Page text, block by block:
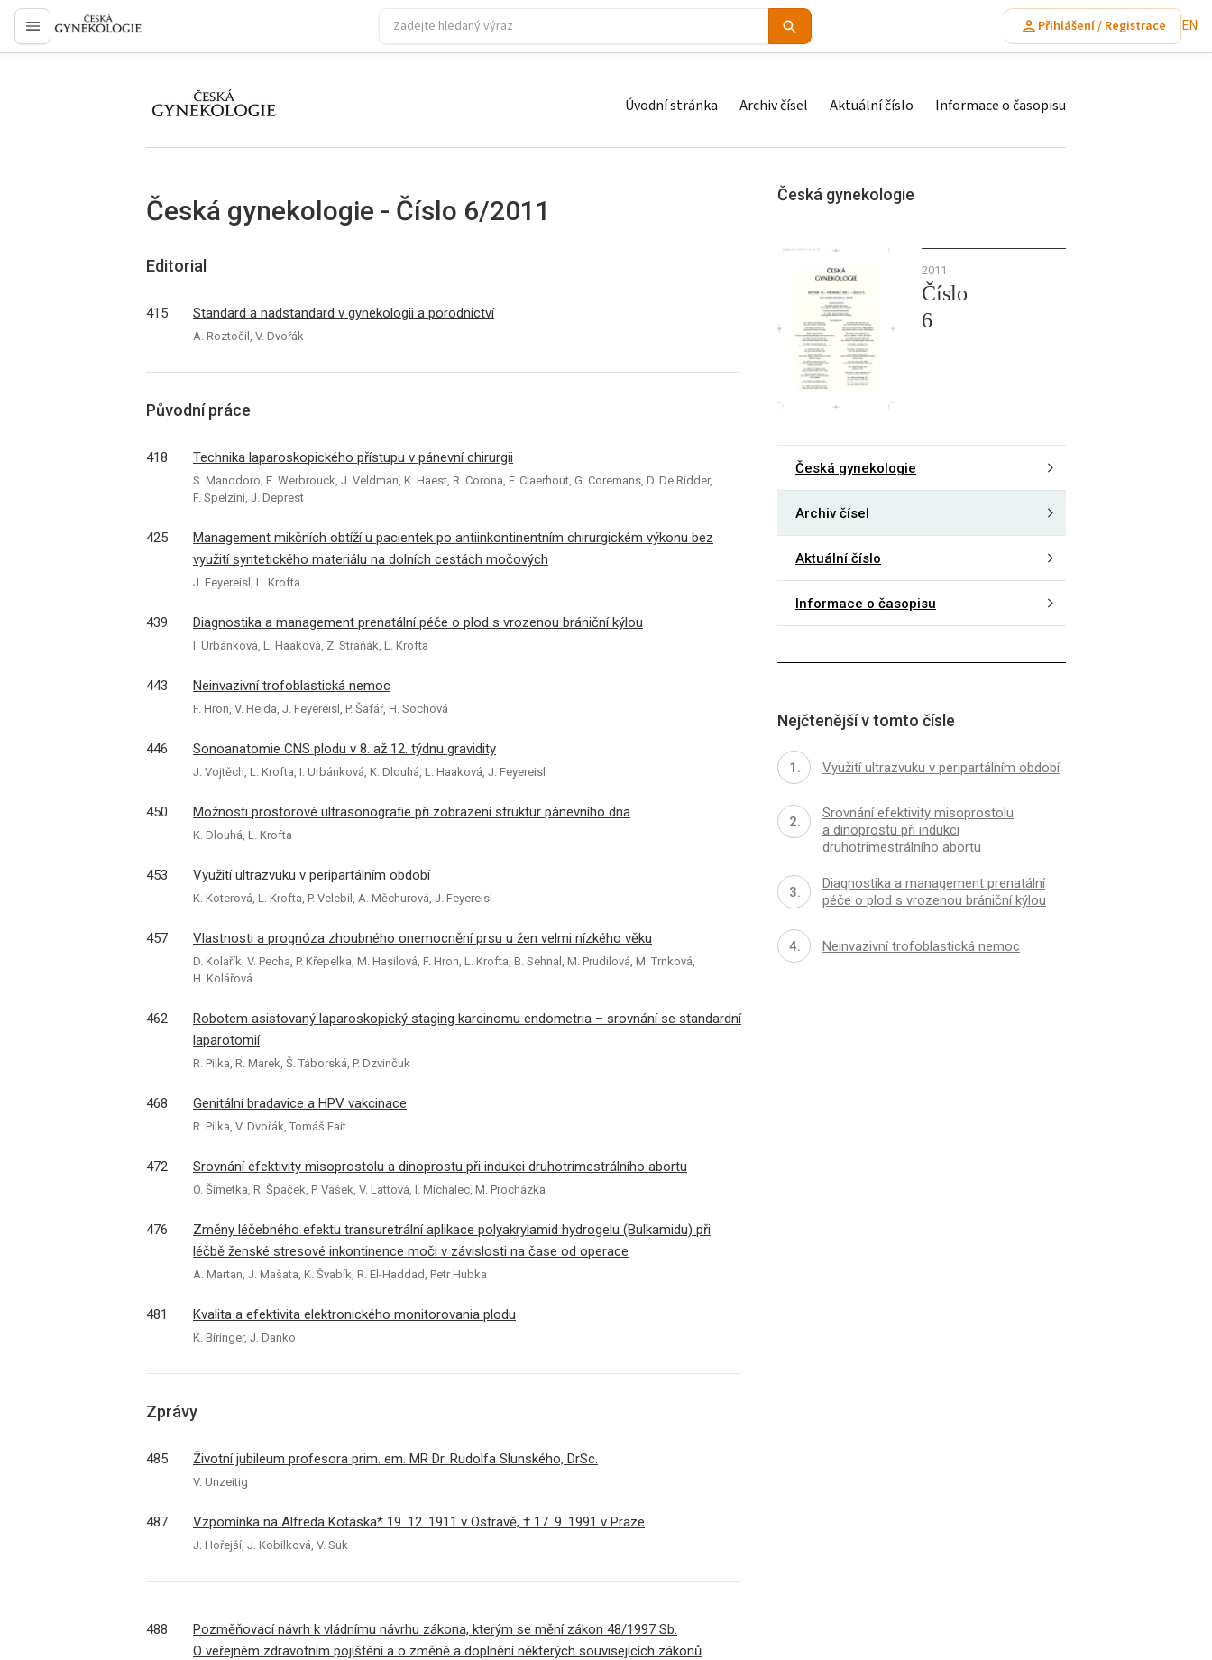
proLékaře.cz
Přihlášení / Registrace EN
proLékaře.cz Úvodní stránka Archiv čísel Aktuální číslo Informace o časopisu
Česká gynekologie - Číslo 6/2011
Editorial
415 Standard a nadstandard v gynekologii a porodnictví
A. Roztočil, V. Dvořák
Původní práce
418 Technika laparoskopického přístupu v pánevní chirurgii
S. Manodoro, E. Werbrouck, J. Veldman, K. Haest, R. Corona, F. Claerhout, G. Coremans, D. De Ridder,
F. Spelzini, J. Deprest
425
Management mikčních obtíží u pacientek po antiinkontinentním chirurgickém výkonu bez
využití syntetického materiálu na dolních cestách močových
J. Feyereisl, L. Krofta
439 Diagnostika a management prenatální péče o plod s vrozenou brániční kýlou
I. Urbánková, L. Haaková, Z. Straňák, L. Krofta
443 Neinvazivní trofoblastická nemoc
F. Hron, V. Hejda, J. Feyereisl, P. Šafář, H. Sochová
446 Sonoanatomie CNS plodu v 8. až 12. týdnu gravidity
J. Vojtěch, L. Krofta, I. Urbánková, K. Dlouhá, L. Haaková, J. Feyereisl
450 Možnosti prostorové ultrasonografie při zobrazení struktur pánevního dna
K. Dlouhá, L. Krofta
453 Využití ultrazvuku v peripartálním období
K. Koterová, L. Krofta, P. Velebil, A. Měchurová, J. Feyereisl
457 Vlastnosti a prognóza zhoubného onemocnění prsu u žen velmi nízkého věku
D. Kolařík, V. Pecha, P. Křepelka, M. Hasilová, F. Hron, L. Krofta, B. Sehnal, M. Prudilová, M. Trnková,
H. Kolářová
462
Robotem asistovaný laparoskopický staging karcinomu endometria – srovnání se standardní
laparotomií
R. Pilka, R. Marek, Š. Táborská, P. Dzvinčuk
468 Genitální bradavice a HPV vakcinace
R. Pilka, V. Dvořák, Tomáš Fait
472 Srovnání efektivity misoprostolu a dinoprostu při indukci druhotrimestrálního abortu
O. Šimetka, R. Špaček, P. Vašek, V. Lattová, I. Michalec, M. Procházka
476
Změny léčebného efektu transuretrální aplikace polyakrylamid hydrogelu (Bulkamidu) při
léčbě ženské stresové inkontinence moči v závislosti na čase od operace
A. Martan, J. Mašata, K. Švabík, R. El-Haddad, Petr Hubka
481 Kvalita a efektivita elektronického monitorovania plodu
K. Biringer, J. Danko
Zprávy
485 Životní jubileum profesora prim. em. MR Dr. Rudolfa Slunského, DrSc.
V. Unzeitig
487 Vzpomínka na Alfreda Kotáska* 19. 12. 1911 v Ostravě, † 17. 9. 1991 v Praze
J. Hořejší, J. Kobilková, V. Suk
488
Pozměňovací návrh k vládnímu návrhu zákona, kterým se mění zákon 48/1997 Sb.
O veřejném zdravotním pojištění a o změně a doplnění některých souvisejících zákonů
Česká gynekologie
2011
Číslo
6
Česká gynekologie
Archiv čísel
Aktuální číslo
Informace o časopisu
Nejčtenější v tomto čísle
Využití ultrazvuku v peripartálním období
Srovnání efektivity misoprostolu
a dinoprostu při indukci
druhotrimestrálního abortu
Diagnostika a management prenatální
péče o plod s vrozenou brániční kýlou
Neinvazivní trofoblastická nemoc